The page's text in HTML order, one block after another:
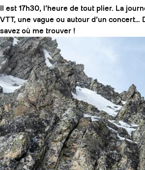
Il est 17h30, l’heure de tout plier. La
VTT, une vague ou autour d’un concert…
savez où me trouver !